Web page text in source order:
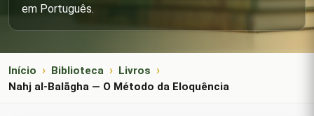
em Português.
Início Biblioteca
Livros
Nahj al-Balāgha — O Método da Eloquência